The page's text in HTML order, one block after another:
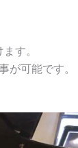
す。
可能です。